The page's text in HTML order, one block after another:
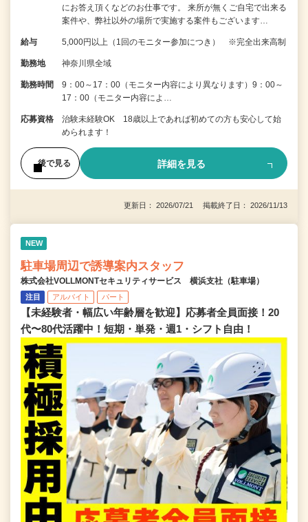
にお答え頂くなどのお仕事です。 来所が無くご自宅で出来る
案件や、弊社以外の場所で実施する案件もございます…
給与 5,000円以上（1回のモニター参加につき） ※完全出来高制
勤務地 神奈川県全域
勤務時間
9：00～17：00（モニター内容により異なります）9：00～
17：00（モニター内容によ…
応募資格
治験未経験OK 18歳以上であれば初めての方も安心して始
められます！
後で見る 詳細を見る
更新日： 2026/07/21 掲載終了日： 2026/11/13
NEW
駐車場周辺で誘導案内スタッフ
株式会社VOLLMONTセキュリティサービス 横浜支社（駐車場）
注目 アルバイト パート
【未経験者・幅広い年齢層を歓迎】応募者全員面接！20
代〜80代活躍中！短期・単発・週1・シフト自由！